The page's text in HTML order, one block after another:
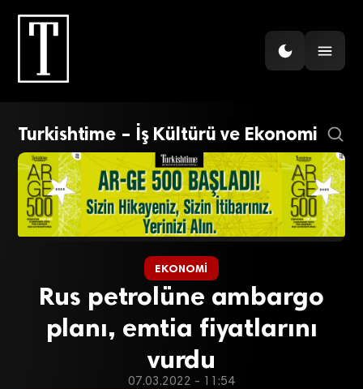
Turkishtime – İş Kültürü ve Ekonomi
EKONOMI
Rus petrolüne ambargo
planı, emtia fiyatlarını
vurdu
07.03.2022 - 11:54